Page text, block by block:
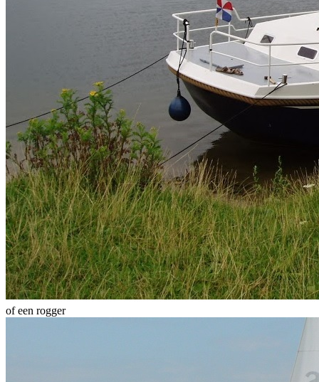
of een rogger